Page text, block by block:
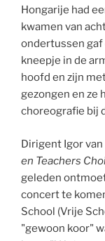
Hongarije had
kwamen van
ondertussen gaf
kneepje in de
hoofd en zijn
gezongen en ze
choreografie bij
Dirigent Igor
en Teachers
geleden
concert te
School (Vrije
"gewoon koor"